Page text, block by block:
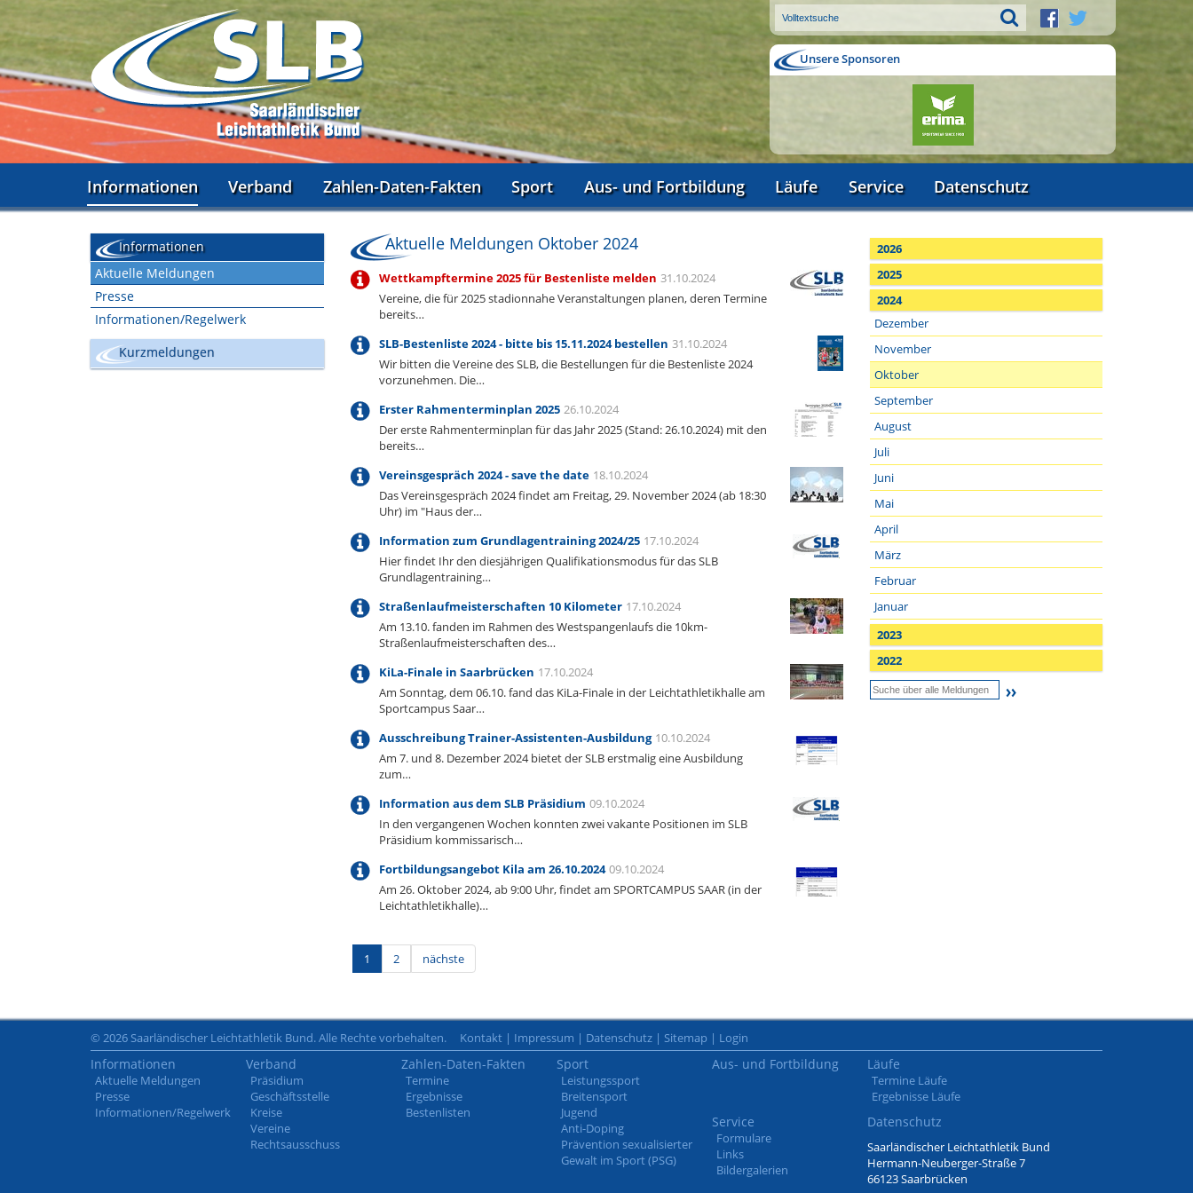
Unsere Sponsoren
Informationen Verband Zahlen-Daten-Fakten Sport Aus- und Fortbildung Läufe Service Datenschutz
Informationen
Aktuelle Meldungen
Presse
Informationen/Regelwerk
Kurzmeldungen
Aktuelle Meldungen Oktober 2024
Wettkampftermine 2025 für Bestenliste melden 31.10.2024
Vereine, die für 2025 stadionnahe Veranstaltungen planen, deren Termine
bereits…
SLB-Bestenliste 2024 - bitte bis 15.11.2024 bestellen 31.10.2024
Wir bitten die Vereine des SLB, die Bestellungen für die Bestenliste 2024
vorzunehmen. Die…
Erster Rahmenterminplan 2025 26.10.2024
Der erste Rahmenterminplan für das Jahr 2025 (Stand: 26.10.2024) mit den
bereits…
Vereinsgespräch 2024 - save the date 18.10.2024
Das Vereinsgespräch 2024 findet am Freitag, 29. November 2024 (ab 18:30
Uhr) im "Haus der…
Information zum Grundlagentraining 2024/25 17.10.2024
Hier findet Ihr den diesjährigen Qualifikationsmodus für das SLB
Grundlagentraining…
Straßenlaufmeisterschaften 10 Kilometer 17.10.2024
Am 13.10. fanden im Rahmen des Westspangenlaufs die 10km-
Straßenlaufmeisterschaften des…
KiLa-Finale in Saarbrücken 17.10.2024
Am Sonntag, dem 06.10. fand das KiLa-Finale in der Leichtathletikhalle am
Sportcampus Saar…
Ausschreibung Trainer-Assistenten-Ausbildung10.10.2024
Am 7. und 8. Dezember 2024 bietet der SLB erstmalig eine Ausbildung
zum…
Information aus dem SLB Präsidium 09.10.2024
In den vergangenen Wochen konnten zwei vakante Positionen im SLB
Präsidium kommissarisch…
Fortbildungsangebot Kila am 26.10.202409.10.2024
Am 26. Oktober 2024, ab 9:00 Uhr, findet am SPORTCAMPUS SAAR (in der
Leichtathletikhalle)…
1 2 nächste
2026
2025
2024
Dezember
November
Oktober
September
August
Juli
Juni
Mai
April
März
Februar
Januar
2023
2022
© 2026 Saarländischer Leichtathletik Bund. Alle Rechte vorbehalten. Kontakt | Impressum | Datenschutz | Sitemap | Login
Informationen
Aktuelle Meldungen
Presse
Informationen/Regelwerk
Verband
Präsidium
Geschäftsstelle
Kreise
Vereine
Rechtsausschuss
Zahlen-Daten-Fakten
Termine
Ergebnisse
Bestenlisten
Sport
Leistungssport
Breitensport
Jugend
Anti-Doping
Prävention sexualisierter
Gewalt im Sport (PSG)
Aus- und Fortbildung Läufe
Termine Läufe
Ergebnisse Läufe
Service
Formulare
Links
Bildergalerien
Datenschutz
Saarländischer Leichtathletik Bund
Hermann-Neuberger-Straße 7
66123 Saarbrücken